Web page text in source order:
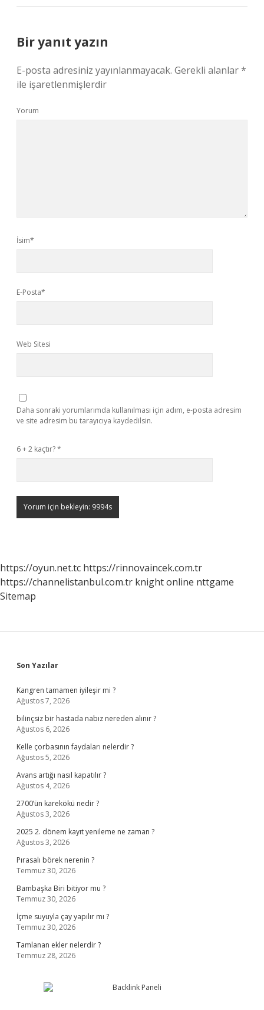
Bir yanıt yazın
E-posta adresiniz yayınlanmayacak. Gerekli alanlar*
ile işaretlenmişlerdir
Yorum
İsim*
E-Posta*
Web Sitesi
Daha sonraki yorumlarımda kullanılması için adım, e-posta adresim
ve site adresim bu tarayıcıya kaydedilsin.
6 + 2 kaçtır?*
https://oyun.net.tc https://rinnovaincek.com.tr
https://channelistanbul.com.tr knight online nttgame
Sitemap
Sidebar
Son Yazılar
Kangren tamamen iyileşir mi ?
Ağustos 7, 2026
bilinçsiz bir hastada nabız nereden alınır ?
Ağustos 6, 2026
Kelle çorbasının faydaları nelerdir ?
Ağustos 5, 2026
Avans artığı nasıl kapatılır ?
Ağustos 4, 2026
2700’ün karekökü nedir ?
Ağustos 3, 2026
2025 2. dönem kayıt yenileme ne zaman ?
Ağustos 3, 2026
Pırasalı börek nerenin ?
Temmuz 30, 2026
Bambaşka Biri bitiyor mu ?
Temmuz 30, 2026
İçme suyuyla çay yapılır mı ?
Temmuz 30, 2026
Tamlanan ekler nelerdir ?
Temmuz 28, 2026